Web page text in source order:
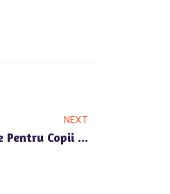
NEXT
Educatia Timpurie In Zona Tei – Facilitati Si Avantaje Pentru Copii La Gradinita Happy Univers